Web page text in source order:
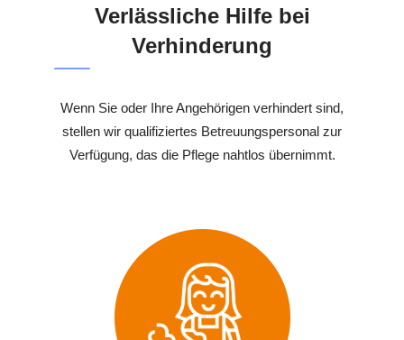
Verlässliche Hilfe bei
Verhinderung
Wenn Sie oder Ihre Angehörigen verhindert sind,
stellen wir qualifiziertes Betreuungspersonal zur
Verfügung, das die Pflege nahtlos übernimmt.